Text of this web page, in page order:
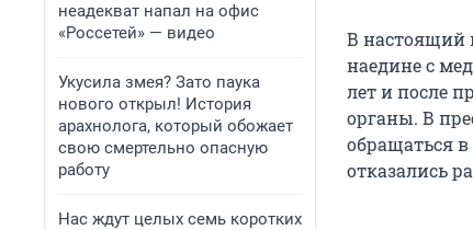
неадекват напал на офис
«Россетей» — видео
Укусила змея? Зато паука
нового открыл! История
арахнолога, который обожает
свою смертельно опасную
работу
Нас ждут целых семь коротких
В настоящий
наедине с
лет и после
органы. В
обращаться
отказались